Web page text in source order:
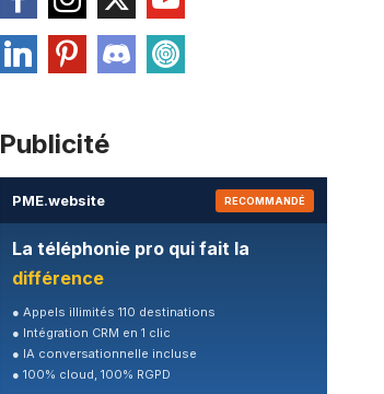
Publicité
PME.website RECOMMANDÉ
La téléphonie pro qui fait la
différence
● Appels illimités 110 destinations
● Intégration CRM en 1 clic
● IA conversationnelle incluse
● 100% cloud, 100% RGPD